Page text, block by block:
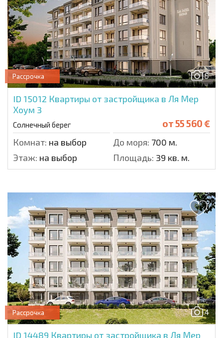
5
Рассрочка
ID 15012 Квартиры от застройщика в Ля Мер
Хоум 3
Солнечный берег от55 560 €
Комнат: на выбор До моря: 700 м.
Этаж: на выбор Площадь: 39 кв. м.
4
Рассрочка
ID 14489 Квартиры от застройщика в Ля Мер